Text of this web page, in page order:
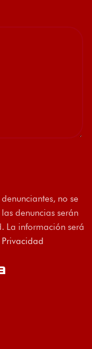
no se
denuncias serán
La información será
Privacidad